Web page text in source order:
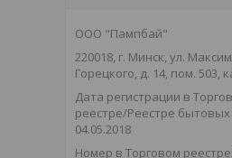
ООО "Пампбай"
220018, г. Минск, ул.
Горецкого, д. 14, пом. 503,
Дата регистрации в
реестре/Реестре бытовых
04.05.2018
Номер в Торговом